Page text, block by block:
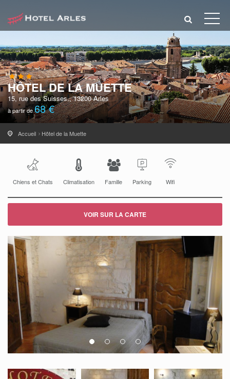
HÔTEL DE LA MUETTE
15, rue des Suisses., 13200 Arles
à partir de68 €
Accueil Hôtel de la Muette
Chiens et Chats Climatisation Famille Parking Wifi
VOIR SUR LA CARTE